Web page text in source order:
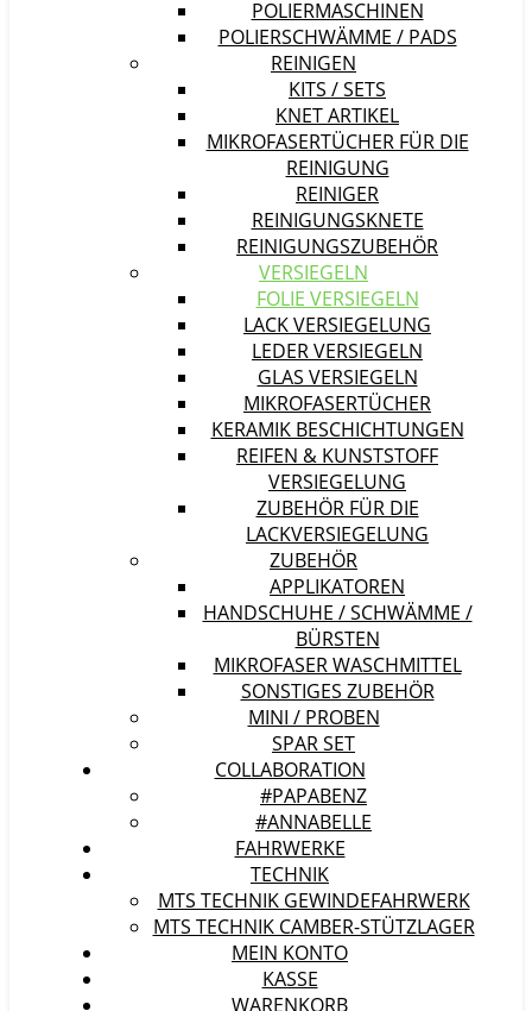
POLIERMASCHINEN
POLIERSCHWÄMME / PADS
REINIGEN
KITS / SETS
KNET ARTIKEL
MIKROFASERTÜCHER FÜR DIE
REINIGUNG
REINIGER
REINIGUNGSKNETE
REINIGUNGSZUBEHÖR
VERSIEGELN
FOLIE VERSIEGELN
LACK VERSIEGELUNG
LEDER VERSIEGELN
GLAS VERSIEGELN
MIKROFASERTÜCHER
KERAMIK BESCHICHTUNGEN
REIFEN & KUNSTSTOFF
VERSIEGELUNG
ZUBEHÖR FÜR DIE
LACKVERSIEGELUNG
ZUBEHÖR
APPLIKATOREN
HANDSCHUHE / SCHWÄMME /
BÜRSTEN
MIKROFASER WASCHMITTEL
SONSTIGES ZUBEHÖR
MINI / PROBEN
SPAR SET
COLLABORATION
#PAPABENZ
#ANNABELLE
FAHRWERKE
TECHNIK
MTS TECHNIK GEWINDEFAHRWERK
MTS TECHNIK CAMBER-STÜTZLAGER
MEIN KONTO
KASSE
WARENKORB